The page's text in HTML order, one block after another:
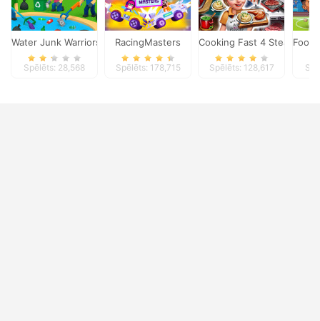
Water Junk Warriors
Spēlēts: 28,568
RacingMasters
Spēlēts: 178,715
Cooking Fast 4 Steak
Spēlēts: 128,617